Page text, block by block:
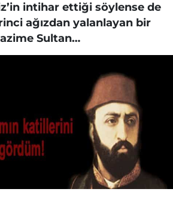
intihar ettiği söylense de
ağızdan yalanlayan bir
Sultan…